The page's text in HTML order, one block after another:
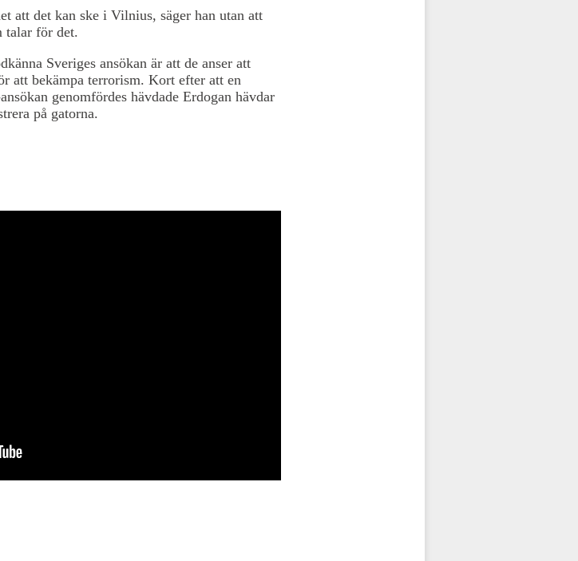
att det kan ske i Vilnius, säger han utan att
talar för det.
Sveriges ansökan är att de anser att
att bekämpa terrorism. Kort efter att en
genomfördes hävdade Erdogan hävdar
på gatorna.